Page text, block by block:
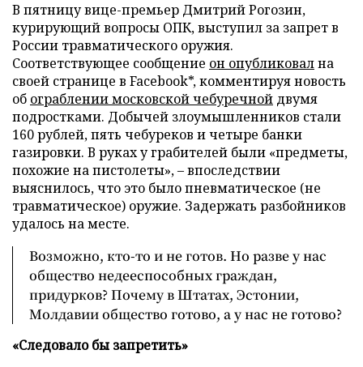
В пятницу вице-премьер Дмитрий Рогозин,
курирующий вопросы ОПК, выступил за запрет в
России травматического оружия.
Соответствующее сообщение он опубликовална
своей странице в Facebook*, комментируя новость
об ограблении московской чебуречной двумя
подростками. Добычей злоумышленников стали
160 рублей, пять чебуреков и четыре банки
газировки. В руках у грабителей были «предметы,
похожие на пистолеты», – впоследствии
выяснилось, что это было пневматическое (не
травматическое) оружие. Задержать разбойников
удалось на месте.
Возможно, кто-то и не готов. Но разве у нас
общество недееспособных граждан,
придурков? Почему в Штатах, Эстонии,
Молдавии общество готово, а у нас не готово?
«Следовало бы запретить»